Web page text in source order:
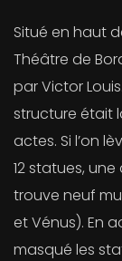
Situé en haut
Théâtre de
par Victor
structure était
actes. Si l’on
12 statues,
trouve neuf
et Vénus). En
masqué les